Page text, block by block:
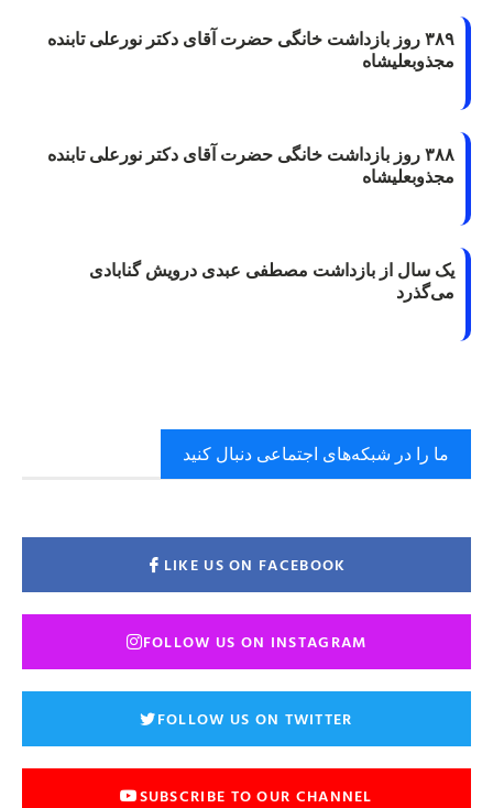
۳۸۹ روز بازداشت خانگی حضرت آقای دکتر نورعلی تابنده
مجذوبعلیشاه
۳۸۸ روز بازداشت خانگی حضرت آقای دکتر نورعلی تابنده
مجذوبعلیشاه
یک سال از بازداشت مصطفی عبدی درویش گنابادی
می‌گذرد
ما را در شبکه‌های اجتماعی دنبال کنید
LIKE US ON FACEBOOK
FOLLOW US ON INSTAGRAM
FOLLOW US ON TWITTER
SUBSCRIBE TO OUR CHANNEL